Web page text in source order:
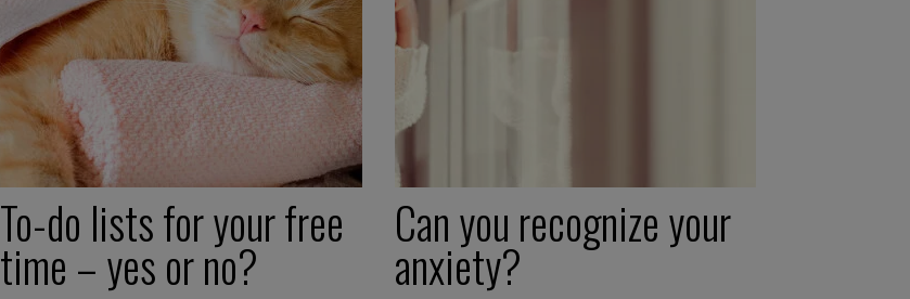
To-do lists for your free
time – yes or no?
Can you recognize your
anxiety?